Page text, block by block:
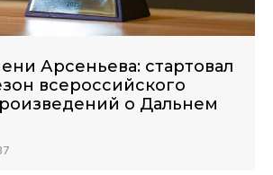
Арсеньева: стартовал
всероссийского
о Дальнем